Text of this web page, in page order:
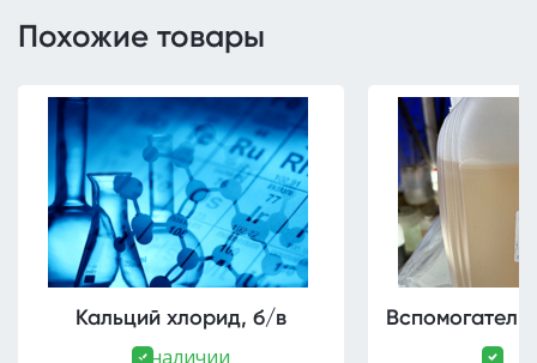
Похожие товары
Кальций хлорид, б/в
В наличии